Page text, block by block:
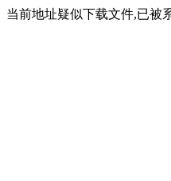
当前地址疑似下载文件,已被